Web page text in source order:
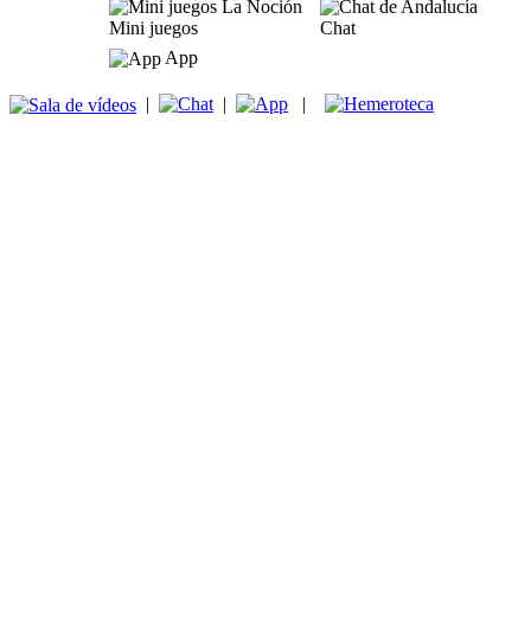
Mini juegos
Chat
App
| | |